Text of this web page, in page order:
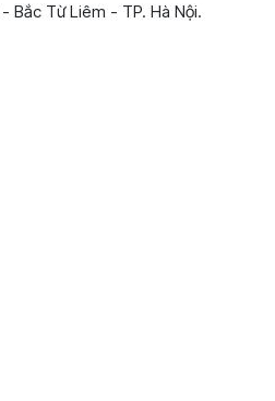
- Bắc Từ Liêm - TP. Hà Nội.